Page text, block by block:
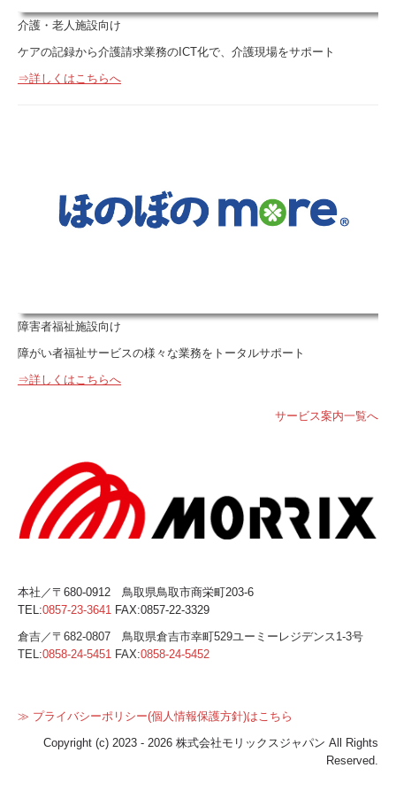
介護・老人施設向け
ケアの記録から介護請求業務のICT化で、介護現場をサポート
⇒詳しくはこちらへ
障害者福祉施設向け
障がい者福祉サービスの様々な業務をトータルサポート
⇒詳しくはこちらへ
サービス案内一覧へ
本社／〒680-0912 鳥取県鳥取市商栄町203-6
TEL:0857-23-3641 FAX:0857-22-3329
倉吉／〒682-0807 鳥取県倉吉市幸町529ユーミーレジデンス1-3号
TEL:0858-24-5451 FAX:0858-24-5452
≫ プライバシーポリシー(個人情報保護方針)はこちら
Copyright (c) 2023 - 2026 株式会社モリックスジャパン All Rights
Reserved.